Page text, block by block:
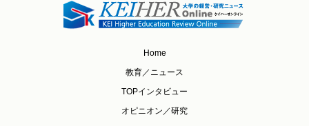
Home
教育／ニュース
TOPインタビュー
オピニオン／研究